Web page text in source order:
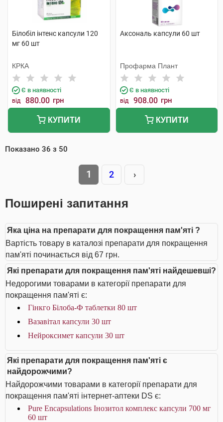
Білобіл інтенс капсули 120
мг 60 шт
КРКА
Є в наявності
від 880.00 грн
КУПИТИ
Аксональ капсули 60 шт
Профарма Плант
Є в наявності
від 908.00 грн
КУПИТИ
Показано 36 з 50
1 2 ›
Поширені запитання
Яка ціна на препарати для покращення пам'яті ?
Вартість товару в каталозі препарати для покращення
пам'яті починається від 67 грн.
Які препарати для покращення пам'яті найдешевші?
Недорогими товарами в категорії препарати для
покращення пам'яті є:
Гінкго Білоба-Ф таблетки 80 шт
Вазавітал капсули 30 шт
Нейроксимет капсули 30 шт
Які препарати для покращення пам'яті є
найдорожчими?
Найдорожчими товарами в категорії препарати для
покращення пам'яті інтернет-аптеки DS є:
Pure Encapsulations Інозитол комплекс капсули 700 мг
60 шт